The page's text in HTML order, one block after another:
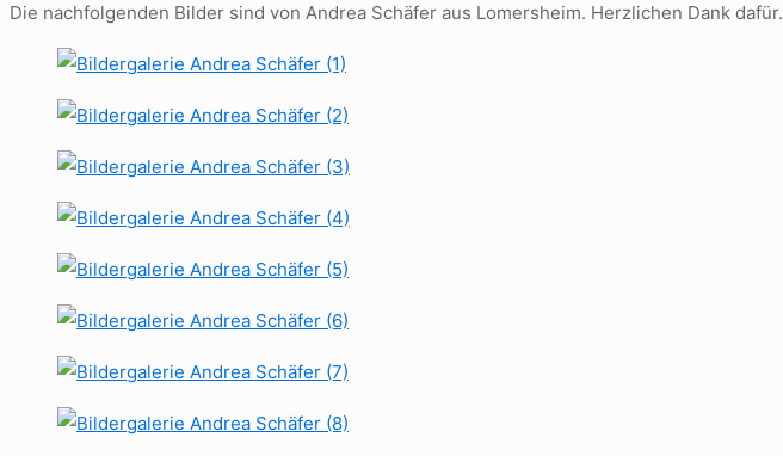
Die nachfolgenden Bilder sind von Andrea Schäfer aus Lomersheim. Herzlichen Dank dafür.